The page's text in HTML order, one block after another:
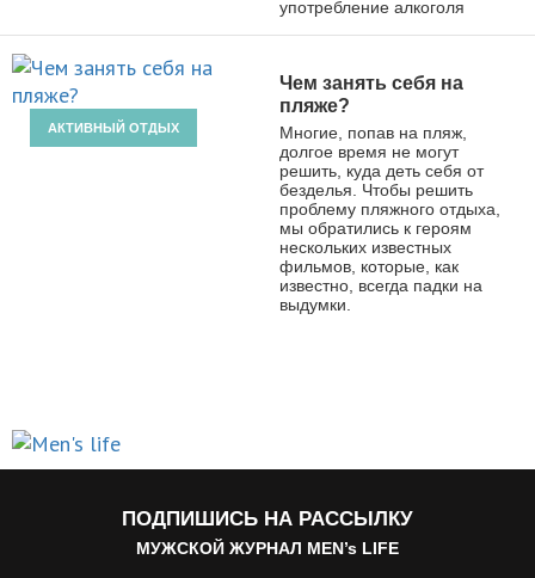
употребление алкоголя
АКТИВНЫЙ ОТДЫХ
Чем занять себя на
пляже?
Многие, попав на пляж,
долгое время не могут
решить, куда деть себя от
безделья. Чтобы решить
проблему пляжного отдыха,
мы обратились к героям
нескольких известных
фильмов, которые, как
известно, всегда падки на
выдумки.
ПОДПИШИСЬ НА РАССЫЛКУ
МУЖСКОЙ ЖУРНАЛ MEN’s LIFE